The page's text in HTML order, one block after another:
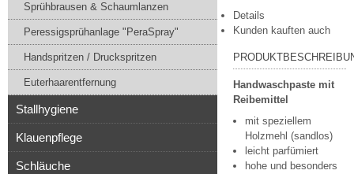
Details
Kunden kauften auch
Handwaschpaste mit
Reibemittel
mit speziellem
Holzmehl (sandlos)
leicht parfümiert
hohe und besonders
Sprühbrausen & Schaumlanzen
Peressigsprühanlage "PeraSpray"
Handspritzen / Druckspritzen
Euterhaarentfernung
Stallhygiene
Klauenpflege
Schläuche